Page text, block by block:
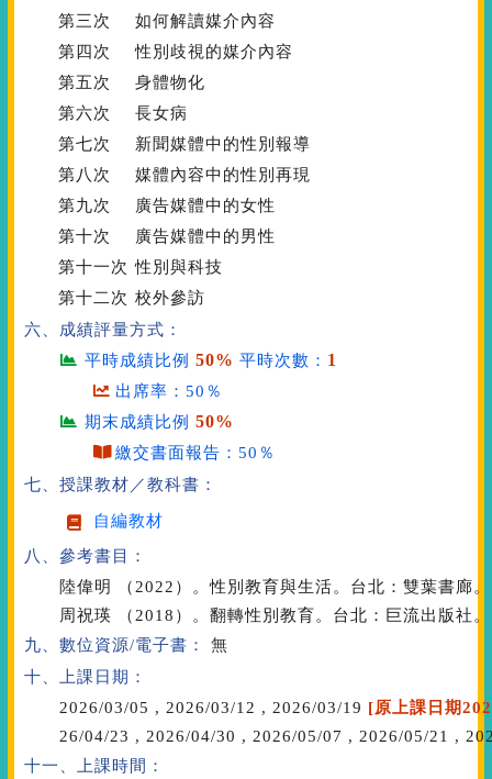
第三次
如何解讀媒介內容
第四次
性別歧視的媒介內容
第五次
身體物化
第六次
長女病
第七次
新聞媒體中的性別報導
第八次
媒體內容中的性別再現
第九次
廣告媒體中的女性
第十次
廣告媒體中的男性
第十一次 性別與科技
第十二次 校外參訪
六、成績評量方式：
平時成績比例50% 平時次數： 1
出席率：50％
期末成績比例50%
繳交書面報告：50％
七、授課教材／教科書：
自編教材
八、參考書目：
陸偉明 （2022）。性別教育與生活。台北：雙葉書廊。
周祝瑛 （2018）。翻轉性別教育。台北：巨流出版社。
九、數位資源/電子書：
無
十、上課日期：
2026/03/05 , 2026/03/12 , 2026/03/19 [原上課日期
26/04/23 , 2026/04/30 , 2026/05/07 , 2026/05/21 ,
十一、上課時間：